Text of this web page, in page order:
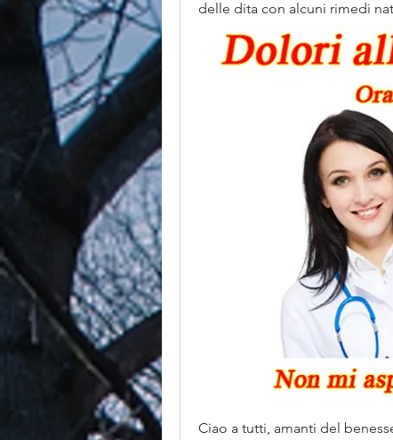
delle dita con alcuni rimedi
Ciao a tutti, amanti del